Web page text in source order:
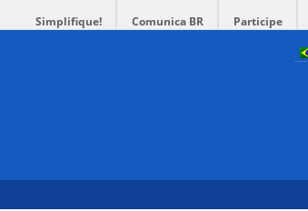
Simplifique! Comunica BR Participe